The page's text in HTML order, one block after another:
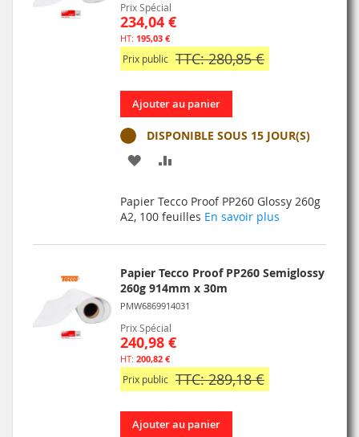
Prix Spécial
234,04 €
195,03 €
Prix public TTC: 280,85 €
Ajouter au panier
DISPONIBLE SOUS 15 JOUR(S)
AJOUTER
MA
LISTE
D’ENVIE
COMPARATEUR
Papier Tecco Proof PP260 Glossy 260g
A2, 100 feuilles En savoir plus
Papier Tecco Proof PP260 Semiglossy
260g 914mm x 30m
PMW6869914031
Prix Spécial
240,98 €
200,82 €
Prix public TTC: 289,18 €
Ajouter au panier